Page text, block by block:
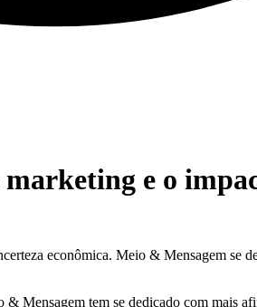
e o
econômica. Meio & Mensagem se
Mensagem tem se dedicado com mais